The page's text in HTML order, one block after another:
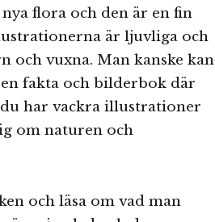
flora och den är en fin
är ljuvliga och
och vuxna. Man kanske kan
fakta och bilderbok där
har vackra illustrationer
om naturen och
och läsa om vad man